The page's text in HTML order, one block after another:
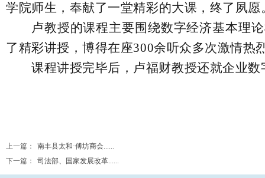
学院师生，奉献了一堂精彩的大课，终了夙愿
卢教授的课程主要围绕数字经济基本理
了精彩讲授，博得在座300余听众多次激情热
课程讲授完毕后，卢福财教授还就企业
上一篇：
南丰县太和·傅坊商会......
下一篇：
司法部、国家发展改革......